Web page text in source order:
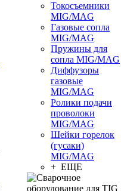
Токосъемники
MIG/MAG
Газовые сопла
MIG/MAG
Пружины для
сопла MIG/MAG
Диффузоры
газовые
MIG/MAG
Ролики подачи
проволоки
MIG/MAG
Шейки горелок
(гусаки)
MIG/MAG
+ ЕЩЕ